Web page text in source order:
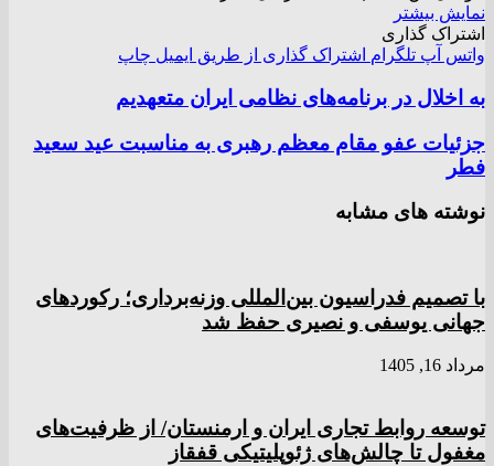
نمایش بیشتر
اشتراک گذاری
واتس آپ تلگرام اشتراک گذاری از طریق ایمیل چاپ
به اخلال در برنامه‌های نظامی ایران متعهدیم
جزئیات عفو مقام معظم رهبری به مناسبت عید سعید
فطر
نوشته های مشابه
با تصمیم فدراسیون بین‌المللی وزنه‌برداری؛ رکورد‌های
جهانی یوسفی و نصیری حفظ شد
مرداد 16, 1405
توسعه روابط تجاری ایران و ارمنستان/ از ظرفیت‌های
مغفول تا چالش‌های ژئوپلیتیکی قفقاز